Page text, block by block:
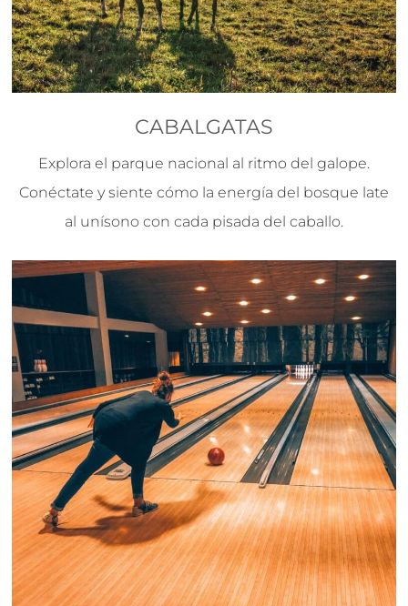
CABALGATAS
Explora el parque nacional al ritmo del galope.
Conéctate y siente cómo la energía del bosque late
al unísono con cada pisada del caballo.